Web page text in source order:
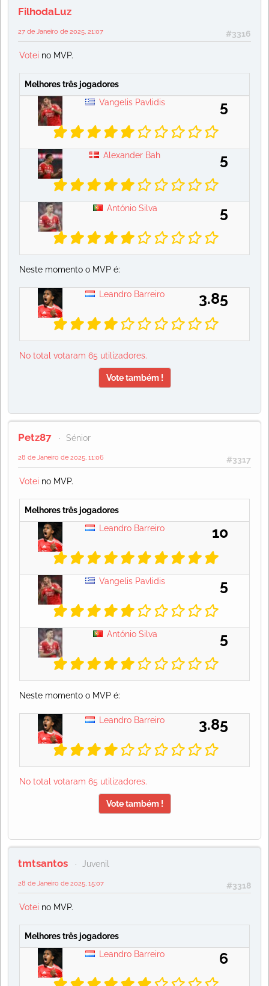
FilhodaLuz
#3316
27 de Janeiro de 2025, 21:07
Votei no MVP.
Melhores três jogadores
Vangelis Pavlidis
5
Alexander Bah 5
António Silva 5
Neste momento o MVP é:
Leandro Barreiro 3.85
No total votaram 65 utilizadores.
Vote também !
Petz87 Sénior
#3317
28 de Janeiro de 2025, 11:06
Votei no MVP.
Melhores três jogadores
Leandro Barreiro
10
Vangelis Pavlidis 5
António Silva 5
Neste momento o MVP é:
Leandro Barreiro 3.85
No total votaram 65 utilizadores.
Vote também !
tmtsantos Juvenil
#3318
28 de Janeiro de 2025, 15:07
Votei no MVP.
Melhores três jogadores
Leandro Barreiro
6